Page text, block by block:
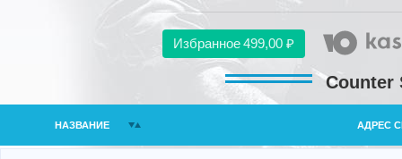
Избранное499,00 ₽
Counter
НАЗВАНИЕ АДРЕС